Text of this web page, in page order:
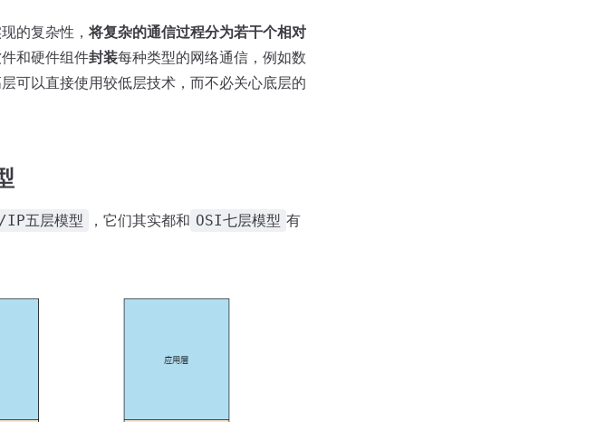
的复杂性，将复杂的通信过程分为若干个相对
和硬件组件封装每种类型的网络通信，例如数
可以直接使用较低层技术，而不必关心底层的
IP五层模型 ，它们其实都和 OSI七层模型 有